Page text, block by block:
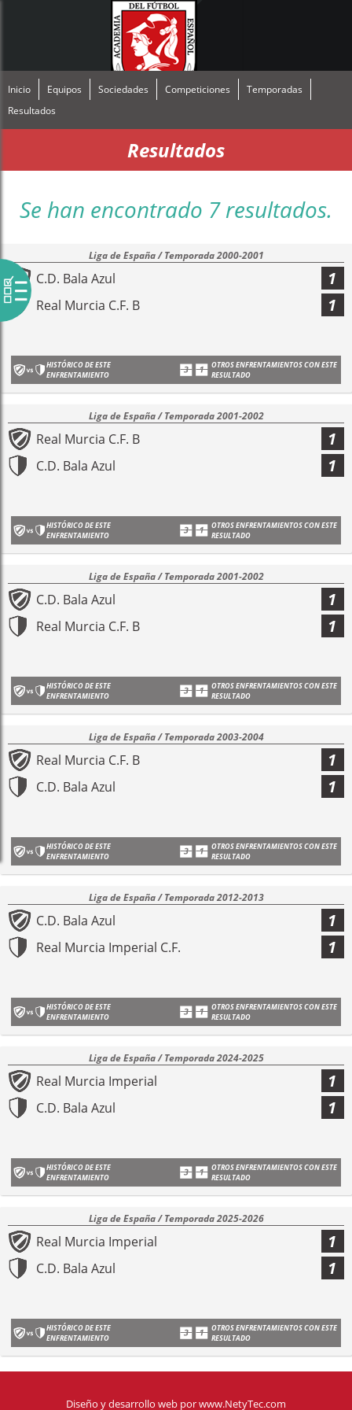
Inicio Equipos Sociedades Competiciones
Temporadas
Resultados
Resultados
Se han encontrado 7 resultados.
Liga de España / Temporada 2000-2001
C.D. Bala Azul 1
Real Murcia C.F. B 1
HISTÓRICO DE ESTE
ENFRENTAMIENTO
OTROS ENFRENTAMIENTOS CON ESTE
RESULTADO
Liga de España / Temporada 2001-2002
Real Murcia C.F. B 1
C.D. Bala Azul 1
HISTÓRICO DE ESTE
ENFRENTAMIENTO
OTROS ENFRENTAMIENTOS CON ESTE
RESULTADO
Liga de España / Temporada 2001-2002
C.D. Bala Azul 1
Real Murcia C.F. B 1
HISTÓRICO DE ESTE
ENFRENTAMIENTO
OTROS ENFRENTAMIENTOS CON ESTE
RESULTADO
Liga de España / Temporada 2003-2004
Real Murcia C.F. B 1
C.D. Bala Azul 1
HISTÓRICO DE ESTE
ENFRENTAMIENTO
OTROS ENFRENTAMIENTOS CON ESTE
RESULTADO
Liga de España / Temporada 2012-2013
C.D. Bala Azul 1
Real Murcia Imperial C.F. 1
HISTÓRICO DE ESTE
ENFRENTAMIENTO
OTROS ENFRENTAMIENTOS CON ESTE
RESULTADO
Liga de España / Temporada 2024-2025
Real Murcia Imperial 1
C.D. Bala Azul 1
HISTÓRICO DE ESTE
ENFRENTAMIENTO
OTROS ENFRENTAMIENTOS CON ESTE
RESULTADO
Liga de España / Temporada 2025-2026
Real Murcia Imperial 1
C.D. Bala Azul 1
HISTÓRICO DE ESTE
ENFRENTAMIENTO
OTROS ENFRENTAMIENTOS CON ESTE
RESULTADO
Diseño y desarrollo web porwww.NetyTec.com